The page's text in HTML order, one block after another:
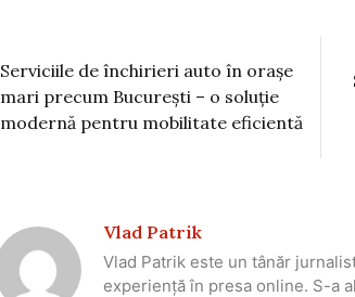
Serviciile de închirieri auto în orașe
mari precum București – o soluție
modernă pentru mobilitate eficientă
Vlad Patrik
Vlad Patrik este un tânăr
experiență în presa online. S-a